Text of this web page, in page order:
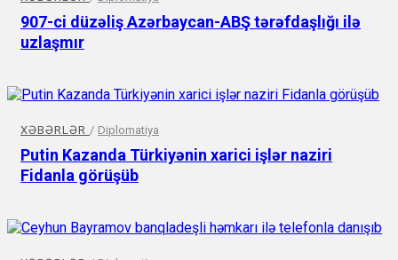
907-ci düzəliş Azərbaycan-ABŞ tərəfdaşlığı ilə
uzlaşmır
XƏBƏRLƏR / Diplomatiya
Putin Kazanda Türkiyənin xarici işlər naziri
Fidanla görüşüb